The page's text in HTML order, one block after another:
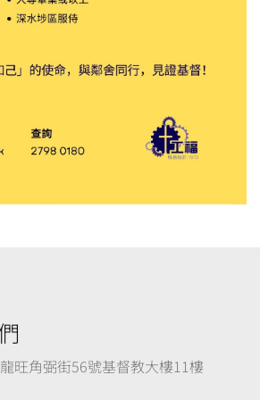
旺角弼街56號基督教大樓11樓